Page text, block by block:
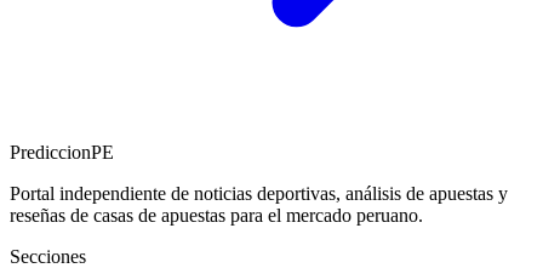
PrediccionPE
Portal independiente de noticias deportivas, análisis de apuestas y
reseñas de casas de apuestas para el mercado peruano.
Secciones